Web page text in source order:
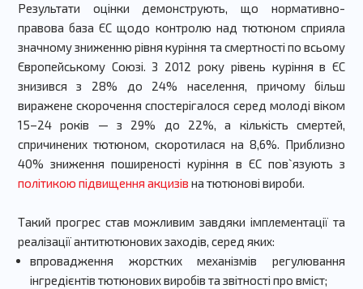
Результати оцінки демонструють, що нормативно-
правова база ЄС щодо контролю над тютюном сприяла
значному зниженню рівня куріння та смертності по всьому
Європейському Союзі. З 2012 року рівень куріння в ЄС
знизився з 28% до 24% населення, причому більш
виражене скорочення спостерігалося серед молоді віком
15–24 років — з 29% до 22%, а кількість смертей,
спричинених тютюном, скоротилася на 8,6%. Приблизно
40% зниження поширеності куріння в ЄС пов`язують з
політикою підвищення акцизів на тютюнові вироби.
Такий прогрес став можливим завдяки імплементації та
реалізації антитютюнових заходів, серед яких:
впровадження жорстких механізмів регулювання
інгредієнтів тютюнових виробів та звітності про вміст;